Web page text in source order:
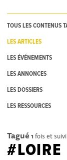
TOUS LES CONTENUS
LES ARTICLES
LES ÉVÉNEMENTS
LES ANNONCES
LES DOSSIERS
LES RESSOURCES
Tagué 1 fois et
#LOIRE